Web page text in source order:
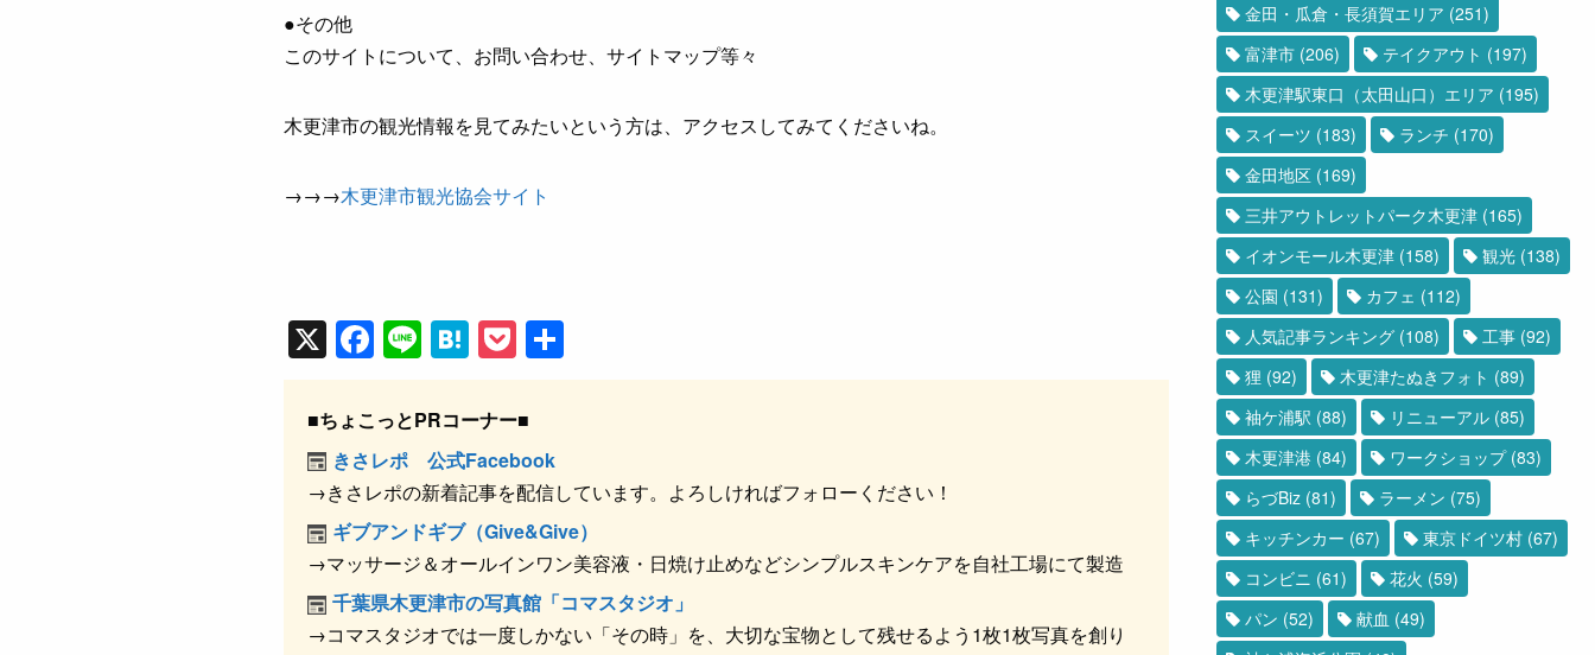
●その他
このサイトについて、お問い合わせ、サイトマップ等々
木更津市の観光情報を見てみたいという方は、アクセスしてみてくださいね。
→→→木更津市観光協会サイト
X F
a
c
e
b
o
o
k
Li
n
e
H
at
e
n
a
P
o
ck
et
有
■ちょこっとPRコーナー■
きさレポ 公式Facebook
→きさレポの新着記事を配信しています。よろしければフォローください！
ギブアンドギブ（Give&Give）
→マッサージ＆オールインワン美容液・日焼け止めなどシンプルスキンケアを自社工場にて製造
千葉県木更津市の写真館「コマスタジオ」
→コマスタジオでは一度しかない「その時」を、大切な宝物として残せるよう1枚1枚写真を創り
金田・瓜倉・長須賀エリア (251)
富津市(206) テイクアウト (197)
木更津駅東口（太田山口）エリア (195)
スイーツ (183) ランチ (170)
金田地区(169)
三井アウトレットパーク木更津(165)
イオンモール木更津(158) 観光(138)
公園 (131) カフェ (112)
人気記事ランキング(108) 工事(92)
狸 (92) 木更津たぬきフォト (89)
袖ケ浦駅 (88) リニューアル(85)
木更津港(84) ワークショップ(83)
らづBiz(81) ラーメン (75)
キッチンカー (67) 東京ドイツ村(67)
コンビニ (61) 花火 (59)
パン (52) 献血 (49)